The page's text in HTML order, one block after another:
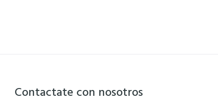
Contactate con nosotros